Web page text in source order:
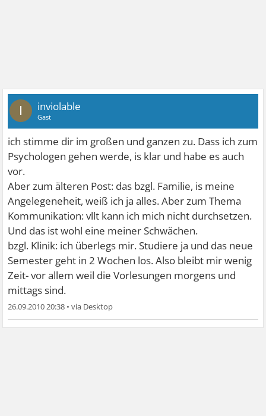
I inviolable
Gast
ich stimme dir im großen und ganzen zu. Dass ich zum
Psychologen gehen werde, is klar und habe es auch
vor.
Aber zum älteren Post: das bzgl. Familie, is meine
Angelegeneheit, weiß ich ja alles. Aber zum Thema
Kommunikation: vllt kann ich mich nicht durchsetzen.
Und das ist wohl eine meiner Schwächen.
bzgl. Klinik: ich überlegs mir. Studiere ja und das neue
Semester geht in 2 Wochen los. Also bleibt mir wenig
Zeit- vor allem weil die Vorlesungen morgens und
mittags sind.
26.09.2010 20:38 •